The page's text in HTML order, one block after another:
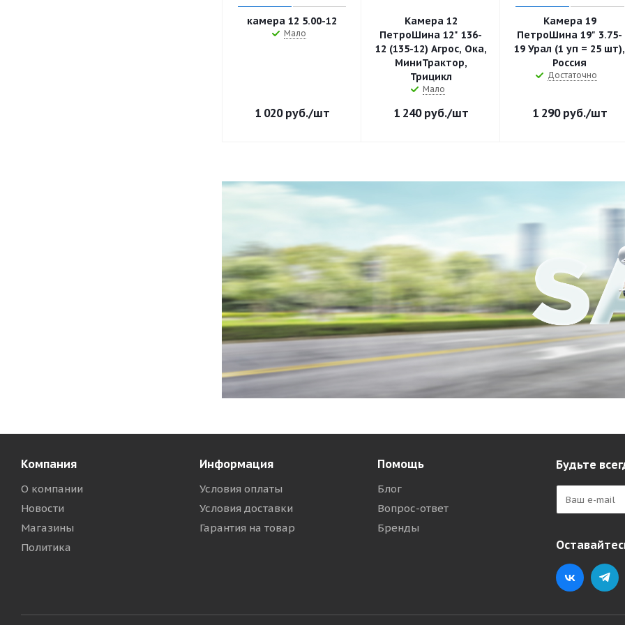
камера 12 5.00-12
Мало
1 020руб./шт
Камера 12
ПетроШина 12" 136-
12 (135-12) Агрос, Ока,
МиниТрактор,
Трицикл
Мало
1 240руб./шт
Камера 19
ПетроШина 19" 3.75-
19 Урал (1 уп = 25 шт),
Россия
Достаточно
1 290руб./шт
Компания
О компании
Новости
Магазины
Политика
Информация
Условия оплаты
Условия доставки
Гарантия на товар
Помощь
Блог
Вопрос-ответ
Бренды
Будьте